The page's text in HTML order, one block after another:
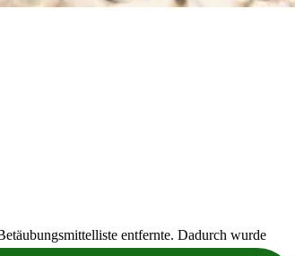
entfernte. Dadurch wurde